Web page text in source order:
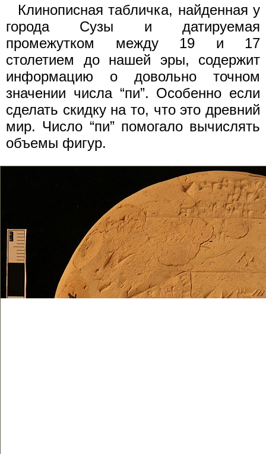
Клинописная табличка, найденная у
города Сузы и датируемая
промежутком между 19 и 17
столетием до нашей эры, содержит
информацию о довольно точном
значении числа “пи”. Особенно если
сделать скидку на то, что это древний
мир. Число “пи” помогало вычислять
объемы фигур.